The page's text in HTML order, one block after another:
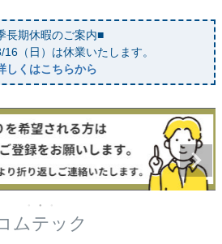
長期休暇のご案内■
（日）は休業いたします。
くはこちらから
ムテック
〜
示しない